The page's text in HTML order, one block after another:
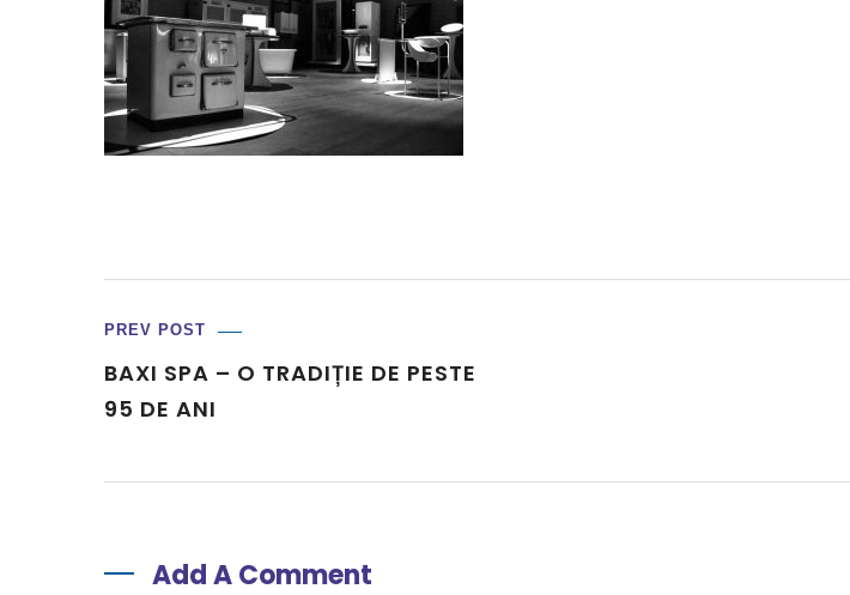
PREV POST
BAXI SPA – O TRADIȚIE DE PESTE
95 DE ANI
Add A Comment